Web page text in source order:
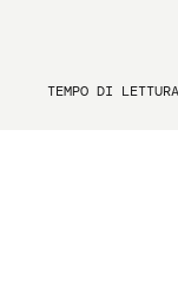
TEMPO DI